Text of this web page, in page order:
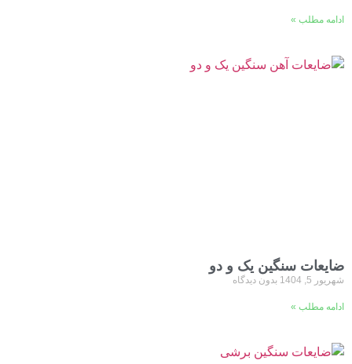
ادامه مطلب »
ضایعات سنگین یک و دو
شهریور 5, 1404 بدون دیدگاه
ادامه مطلب »